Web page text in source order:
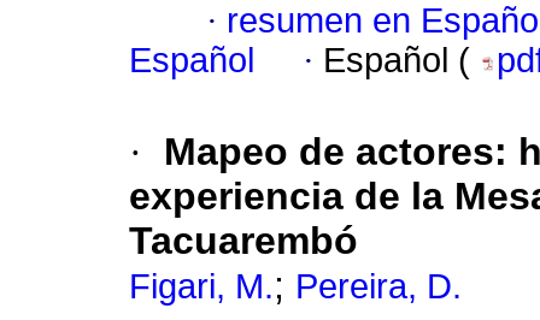
· resumen en
Español
· Español (
·
Mapeo de actores:
experiencia de la
Tacuarembó
Figari, M.; Pereira, D.